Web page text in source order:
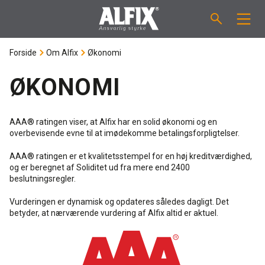
PRODUKTER
Støbemasse ”Mix”
Spartelmasse ”Mix”
Vådrumsmembraner
Fliseklæber "Fix"
Primere / Bindere
VEJLEDNINGER
FORBRUGSBEREGNER
OM ALFIX
Forside Om Alfix Økonomi
ØKONOMI
AAA® ratingen viser, at Alfix har en solid økonomi og en
overbevisende evne til at imødekomme betalingsforpligtelser.
AAA® ratingen er et kvalitetsstempel for en høj kreditværdighed,
og er beregnet af Soliditet ud fra mere end 2400
beslutningsregler.
Vurderingen er dynamisk og opdateres således dagligt. Det
betyder, at nærværende vurdering af Alfix altid er aktuel.